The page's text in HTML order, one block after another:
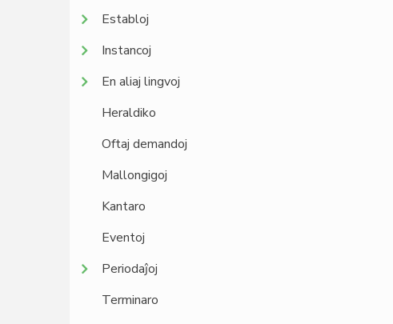
Establoj
Instancoj
En aliaj lingvoj
Heraldiko
Oftaj demandoj
Mallongigoj
Kantaro
Eventoj
Periodaĵoj
Terminaro